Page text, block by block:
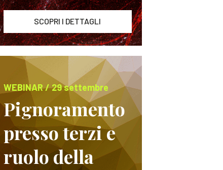
SCOPRI I DETTAGLI
WEBINAR / 29 settembre
Pignoramento
presso terzi e
ruolo della